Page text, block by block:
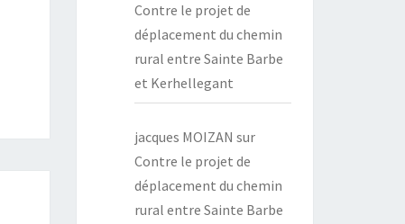
Contre le projet de
déplacement du chemin
rural entre Sainte Barbe
et Kerhellegant
jacques MOIZAN sur
Contre le projet de
déplacement du chemin
rural entre Sainte Barbe